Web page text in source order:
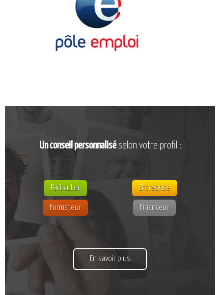
CATALOGUE DE FORMATIONS
NOS FORMATIONS PAR MÉTIER
NOS FORMATIONS SÉCURITÉ
NOS PERFECTIONNEMENTS PAR MÉTIER
AGENDA
Un conseil personnaliséselon votre profil :
Particulier Entreprise
Formateur Financeur
En savoir plus